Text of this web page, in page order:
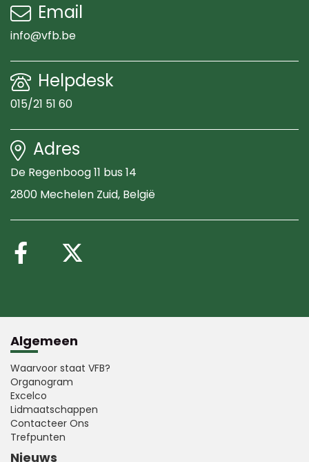
Email
info@vfb.be
Helpdesk
015/21 51 60
Adres
De Regenboog 11 bus 14
2800 Mechelen Zuid, België
Volg ons op Facebook
Algemeen
Waarvoor staat VFB?
Organogram
Excelco
Lidmaatschappen
Contacteer Ons
Trefpunten
Nieuws